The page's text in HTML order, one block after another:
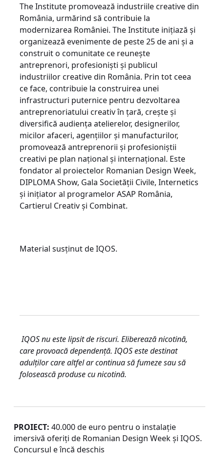
The Institute promovează industriile creative din
România, urmărind să contribuie la
modernizarea României. The Institute inițiază și
organizează evenimente de peste 25 de ani și a
construit o comunitate ce reunește
antreprenori, profesioniști și publicul
industriilor creative din România. Prin tot ceea
ce face, contribuie la construirea unei
infrastructuri puternice pentru dezvoltarea
antreprenoriatului creativ în țară, crește și
diversifică audiența atelierelor, designerilor,
micilor afaceri, agențiilor și manufacturilor,
promovează antreprenorii și profesioniștii
creativi pe plan național și internațional. Este
fondator al proiectelor Romanian Design Week,
DIPLOMA Show, Gala Societății Civile, Internetics
și inițiator al programelor ASAP România,
Cartierul Creativ și Combinat.
Material susținut de IQOS.
IQOS nu este lipsit de riscuri. Eliberează nicotină,
care provoacă dependență. IQOS este destinat
adulților care altfel ar continua să fumeze sau să
folosească produse cu nicotină.
PROIECT: 40.000 de euro pentru o instalație
imersivă oferiți de Romanian Design Week și IQOS.
Concursul e încă deschis